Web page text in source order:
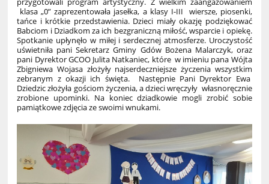
klasa „0” zaprezentowała jasełka, a klasy I-III wiersze, piosenki,
tańce i krótkie przedstawienia. Dzieci miały okazję podziękować
Babciom i Dziadkom za ich bezgraniczną miłość, wsparcie i opiekę.
Spotkanie upłynęło w miłej i serdecznej atmosferze. Uroczystość
uświetniła pani Sekretarz Gminy Gdów Bożena Malarczyk, oraz
pani Dyrektor GCOO Julita Natkaniec, które w imieniu pana Wójta
Zbigniewa Wojasa złożyły najserdeczniejsze życzenia wszystkim
zebranym z okazji ich święta. Następnie Pani Dyrektor Ewa
Dziedzic złożyła gościom życzenia, a dzieci wręczyły własnoręcznie
zrobione upominki. Na koniec dziadkowie mogli zrobić sobie
pamiątkowe zdjęcia ze swoimi wnukami.